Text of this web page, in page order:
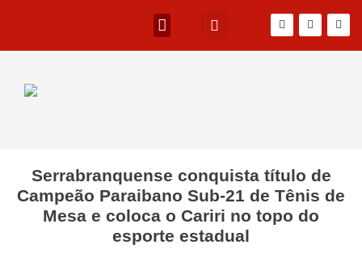
Serrabranquense conquista título de
Campeão Paraibano Sub-21 de Tênis de
Mesa e coloca o Cariri no topo do
esporte estadual